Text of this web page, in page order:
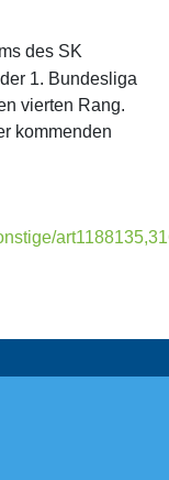
des SK
1. Bundesliga
vierten Rang.
kommenden